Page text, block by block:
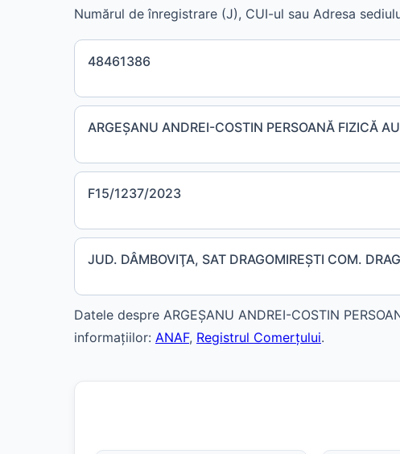
Numărul de înregistrare (J), CUI-ul sau Adresa
48461386
ARGEŞANU ANDREI-COSTIN PERSOANĂ FIZICĂ
F15/1237/2023
JUD. DÂMBOVIŢA, SAT DRAGOMIREŞTI COM.
Datele despre ARGEŞANU ANDREI-COSTIN
informațiilor: ANAF, Registrul Comerțului.